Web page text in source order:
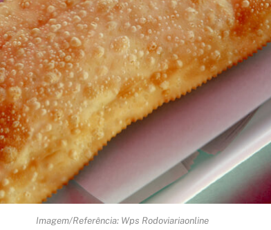
Imagem/Referência: Wps Rodoviariaonline